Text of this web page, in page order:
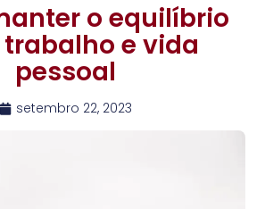
o equilíbrio
e vida
pessoal
setembro 22, 2023